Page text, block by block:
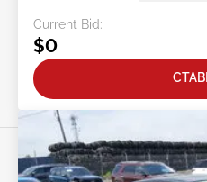
Current Bid:
$0